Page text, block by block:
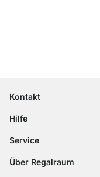
Kontakt
contact@regalraum.com
Kontaktformular
Hilfe
Häufige Fragen
Versandinformationen
Service
Regalplaner
Über Regalraum